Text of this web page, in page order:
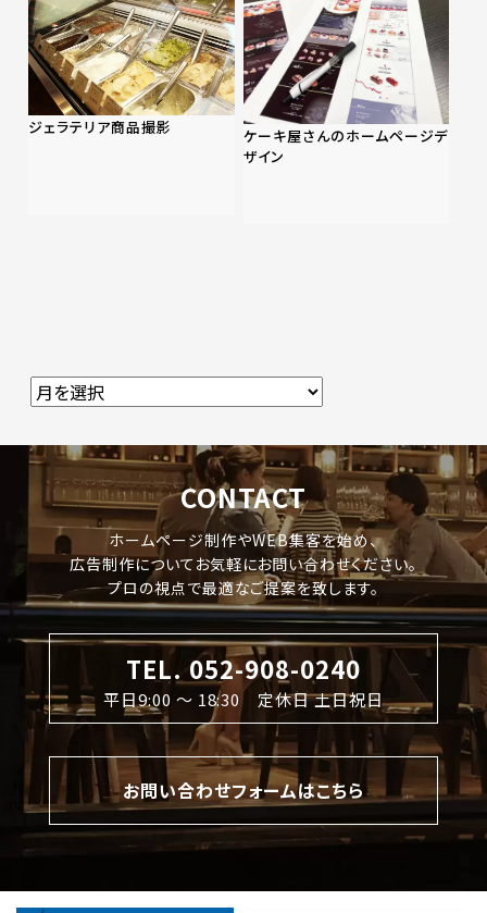
ジェラテリア商品撮影
ケーキ屋さんのホームページデ
ザイン
CONTACT
ホームページ制作やWEB集客を始め、
広告制作についてお気軽にお問い合わせください。
プロの視点で最適なご提案を致します。
TEL. 052-908-0240
平日9:00 〜 18:30 定休日 土日祝日
お問い合わせフォームはこちら